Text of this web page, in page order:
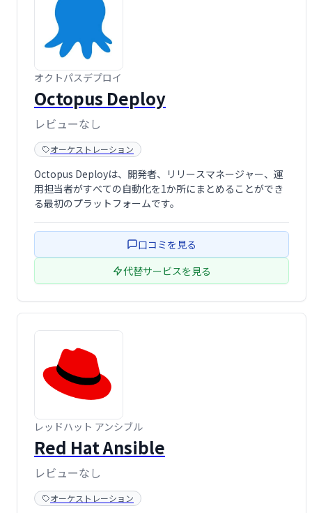
オクトパスデプロイ
Octopus Deploy
レビューなし
オーケストレーション
Octopus Deployは、開発者、リリースマネージャー、運
用担当者がすべての自動化を1か所にまとめることができ
る最初のプラットフォームです。
口コミを見る
代替サービスを見る
レッドハット アンシブル
Red Hat Ansible
レビューなし
オーケストレーション